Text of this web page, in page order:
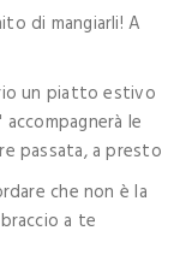
di mangiarli! A
un piatto estivo
le
passata, a presto
che non è la
a te